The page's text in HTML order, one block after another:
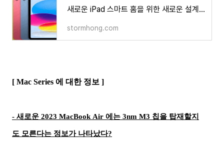
새로운 iPad 스마트 홈을 위한 새로운 설계를 준비하고 있다는 정보가 나타났다?
stormhong.com
[ Mac Series 에 대한 정보 ]
- 새로운 2023 MacBook Air 에는 3nm M3 칩을 탑재할지
도 모른다는 정보가 나타났다?